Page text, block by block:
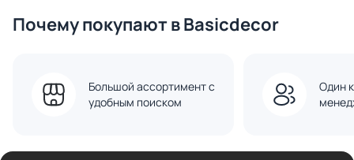
Почему покупают в Basicdecor
Большой ассортимент с
удобным поиском
Один